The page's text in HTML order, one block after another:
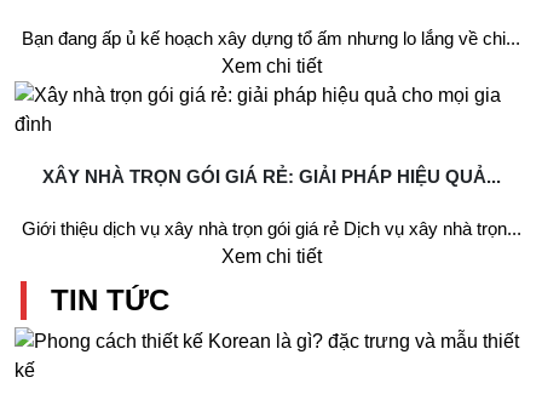
Bạn đang ấp ủ kế hoạch xây dựng tổ ấm nhưng lo lắng về chi...
Xem chi tiết
XÂY NHÀ TRỌN GÓI GIÁ RẺ: GIẢI PHÁP HIỆU QUẢ...
Giới thiệu dịch vụ xây nhà trọn gói giá rẻ Dịch vụ xây nhà trọn...
Xem chi tiết
TIN TỨC